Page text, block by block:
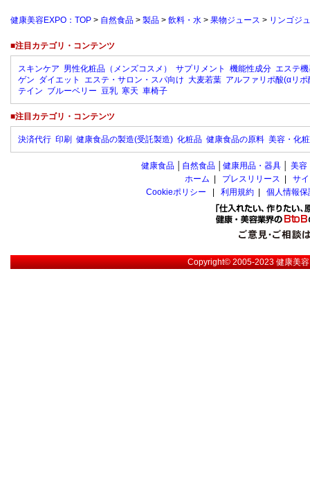
健康美容EXPO：TOP > 自然食品 > 製品 > 飲料・水 > 果物ジュース > リンゴジ
■注目カテゴリ・コンテンツ
スキンケア 男性化粧品（メンズコスメ） サプリメント 機能性成分 エステ
ゲン ダイエット エステ・サロン・スパ向け 大麦若葉 アルファリポ酸(αリポ
テイン ブルーベリー 豆乳 寒天 車椅子
■注目カテゴリ・コンテンツ
決済代行 印刷 健康食品の製造(受託製造) 化粧品 健康食品の原料 美容・化
健康食品 自然食品 健康用品・器具 美容
ホーム
プレスリリース
サ
Cookieポリシー
利用規約 個人情報
Copyright© 2005-2023健康美